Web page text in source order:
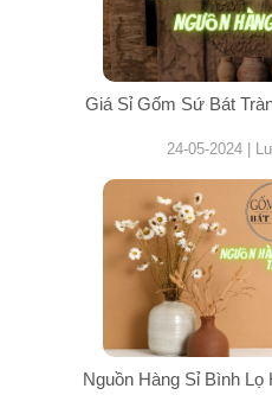
Giá Sỉ Gốm Sứ Bát
24-05-2024 |
Nguồn Hàng Sỉ Bình